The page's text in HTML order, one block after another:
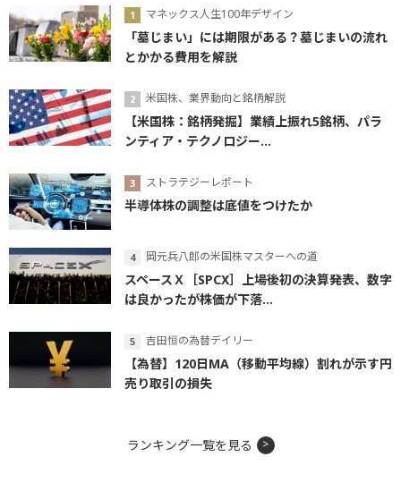
マネックス人生100年デザイン
「墓じまい」には期限がある？墓じまいの流れ
とかかる費用を解説
米国株、業界動向と銘柄解説
【米国株：銘柄発掘】業績上振れ5銘柄、パラ
ンティア・テクノロジー...
ストラテジーレポート
半導体株の調整は底値をつけたか
岡元兵八郎の米国株マスターへの道
スペースＸ［SPCX］上場後初の決算発表、数字
は良かったが株価が下落...
吉田恒の為替デイリー
【為替】120日MA（移動平均線）割れが示す円
売り取引の損失
ランキング一覧を見る